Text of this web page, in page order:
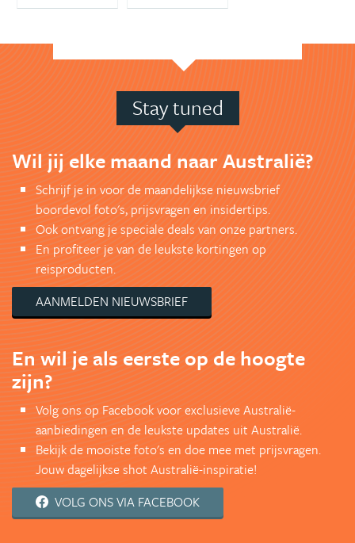
Stay tuned
Wil jij elke maand naar Australië?
Schrijf je in voor de maandelijkse nieuwsbrief
boordevol foto's, prijsvragen en insidertips.
Ook ontvang je speciale deals van onze partners.
En profiteer je van de leukste kortingen op
reisproducten.
AANMELDEN NIEUWSBRIEF
En wil je als eerste op de hoogte
zijn?
Volg ons op Facebook voor exclusieve Australië-
aanbiedingen en de leukste updates uit Australië.
Bekijk de mooiste foto's en doe mee met prijsvragen.
Jouw dagelijkse shot Australië-inspiratie!
VOLG ONS VIA FACEBOOK